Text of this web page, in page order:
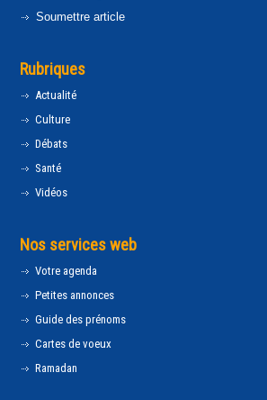
Soumettre article
Rubriques
Actualité
Culture
Débats
Santé
Vidéos
Nos services web
Votre agenda
Petites annonces
Guide des prénoms
Cartes de voeux
Ramadan